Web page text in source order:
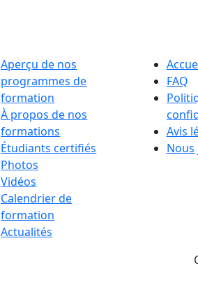
Aperçu de nos
programmes de
formation
À propos de nos
formations
Étudiants certifiés
Photos
Vidéos
Calendrier de
formation
Actualités
FAQ
Avis